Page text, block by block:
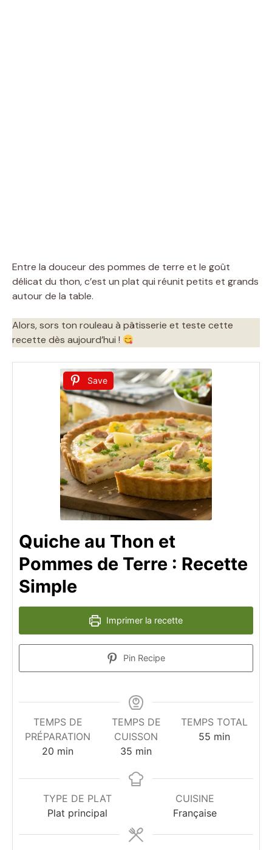
Entre la douceur des pommes de terre et le goût
délicat du thon, c’est un plat qui réunit petits et grands
autour de la table.
Alors, sors ton rouleau à pâtisserie et teste cette
recette dès aujourd’hui !
Save
Quiche au Thon et
Pommes de Terre : Recette
Simple
Imprimer la recette
Pin Recipe
TEMPS DE
PRÉPARATION
20 minutes
min
TEMPS DE
CUISSON
35 minutes
min
TEMPS TOTAL
55minutes
min
TYPE DE PLAT
Plat principal
CUISINE
Française